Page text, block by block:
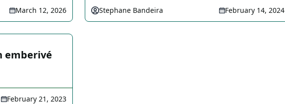
March 12, 2026 Stephane Bandeira February 14, 2024
emberivé
February 21, 2023